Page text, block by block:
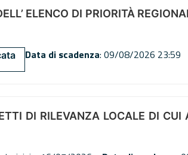
ELENCO DI PRIORITÀ
Data di scadenza: 09/08/2026 23:59
DI RILEVANZA LOCALE DI